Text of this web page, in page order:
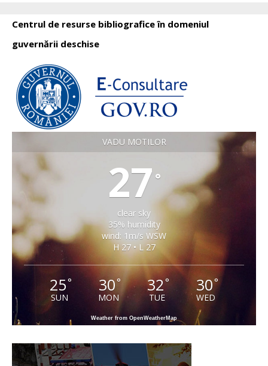
Centrul de resurse bibliografice în domeniul
guvernării deschise
VADU MOTILOR
27 °
clear sky
35% humidity
wind: 1m/s WSW
H 27 • L 27
25°
SUN
30°
MON
32°
TUE
30°
WED
Weather from OpenWeatherMap